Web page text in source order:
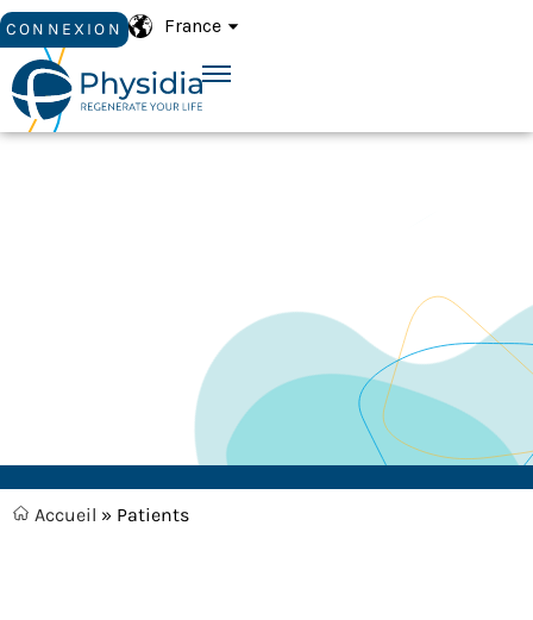
CONNEXION France
AUTONOMIE
Accueil » Patients